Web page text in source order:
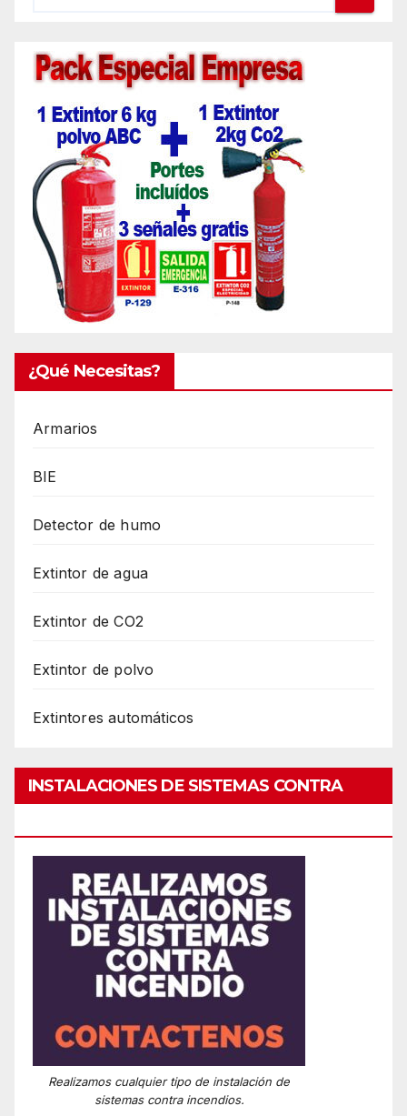
¿Qué Necesitas?
Armarios
BIE
Detector de humo
Extintor de agua
Extintor de CO2
Extintor de polvo
Extintores automáticos
INSTALACIONES DE SISTEMAS CONTRA
Realizamos cualquier tipo de instalación de
sistemas contra incendios.